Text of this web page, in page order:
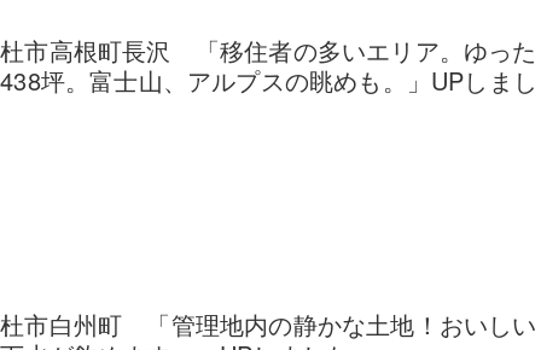
市高根町長沢 「移住者の多いエリア。ゆった
坪。富士山、アルプスの眺めも。」UPしまし
市白州町 「管理地内の静かな土地！おいしい